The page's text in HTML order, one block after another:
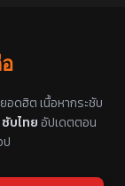
อดฮิต เนื้อหากระชับ
ซับไทยอัปเดตตอน
ป